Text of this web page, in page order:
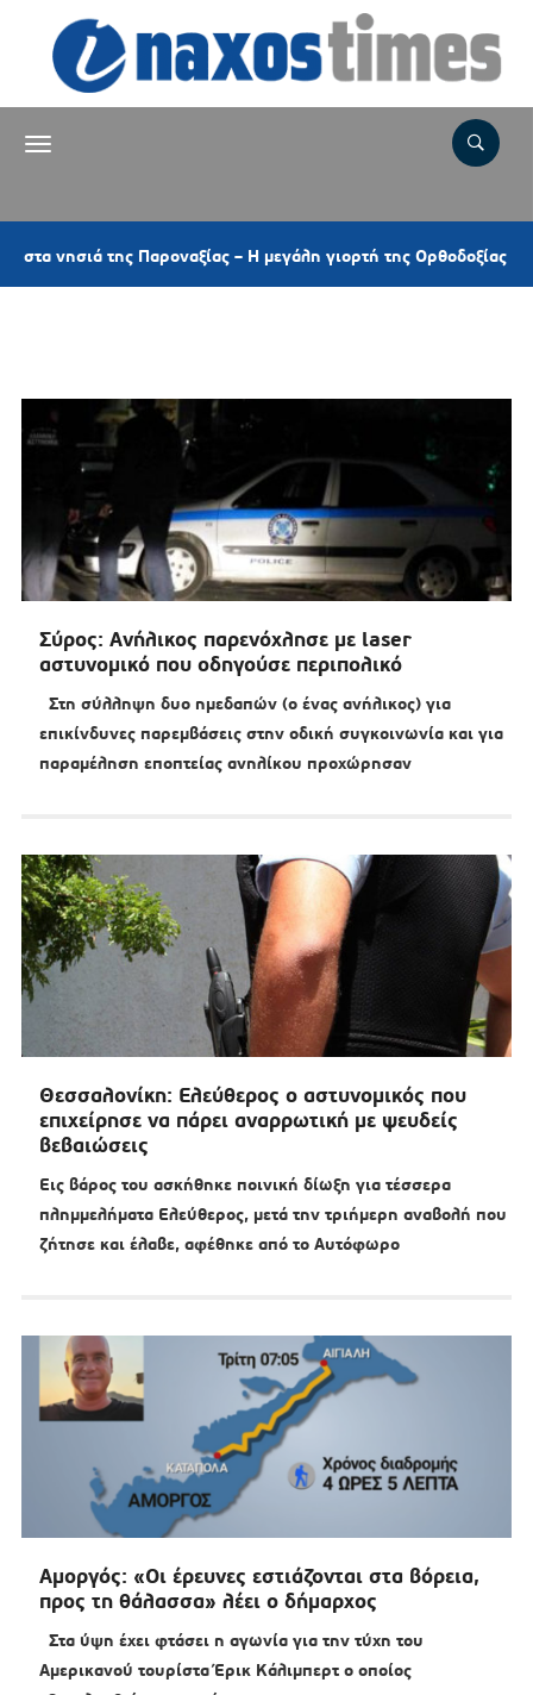
– Η μεγάλη γιορτή της Ορθοδοξίας και τα τοπικά έθιμα
Σύρος: Ανήλικος παρενόχλησε με laser
αστυνομικό που οδηγούσε περιπολικό
Στη σύλληψη δυο ημεδαπών (ο ένας ανήλικος) για
επικίνδυνες παρεμβάσεις στην οδική συγκοινωνία και για
παραμέληση εποπτείας ανηλίκου προχώρησαν
Θεσσαλονίκη: Ελεύθερος ο αστυνομικός που
επιχείρησε να πάρει αναρρωτική με ψευδείς
βεβαιώσεις
Εις βάρος του ασκήθηκε ποινική δίωξη για τέσσερα
πλημμελήματα Ελεύθερος, μετά την τριήμερη αναβολή που
ζήτησε και έλαβε, αφέθηκε από το Αυτόφωρο
Αμοργός: «Οι έρευνες εστιάζονται στα βόρεια,
προς τη θάλασσα» λέει ο δήμαρχος
Στα ύψη έχει φτάσει η αγωνία για την τύχη του
Αμερικανού τουρίστα Έρικ Κάλιμπερτ ο οποίος